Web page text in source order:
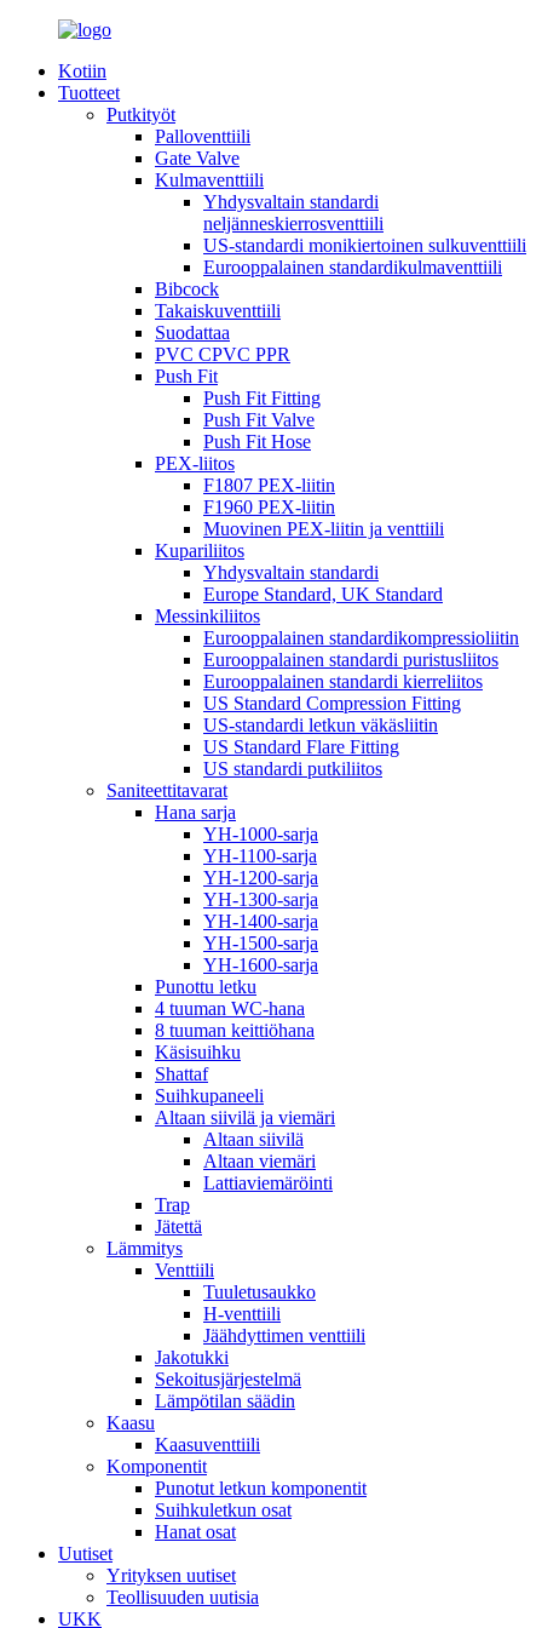
Kotiin
Tuotteet
Putkityöt
Palloventtiili
Gate Valve
Kulmaventtiili
Yhdysvaltain standardi
neljänneskierrosventtiili
US-standardi monikiertoinen sulkuventtiili
Eurooppalainen standardikulmaventtiili
Bibcock
Takaiskuventtiili
Suodattaa
PVC CPVC PPR
Push Fit
Push Fit Fitting
Push Fit Valve
Push Fit Hose
PEX-liitos
F1807 PEX-liitin
F1960 PEX-liitin
Muovinen PEX-liitin ja venttiili
Kupariliitos
Yhdysvaltain standardi
Europe Standard, UK Standard
Messinkiliitos
Eurooppalainen standardikompressioliitin
Eurooppalainen standardi puristusliitos
Eurooppalainen standardi kierreliitos
US Standard Compression Fitting
US-standardi letkun väkäsliitin
US Standard Flare Fitting
US standardi putkiliitos
Saniteettitavarat
Hana sarja
YH-1000-sarja
YH-1100-sarja
YH-1200-sarja
YH-1300-sarja
YH-1400-sarja
YH-1500-sarja
YH-1600-sarja
Punottu letku
4 tuuman WC-hana
8 tuuman keittiöhana
Käsisuihku
Shattaf
Suihkupaneeli
Altaan siivilä ja viemäri
Altaan siivilä
Altaan viemäri
Lattiaviemäröinti
Trap
Jätettä
Lämmitys
Venttiili
Tuuletusaukko
H-venttiili
Jäähdyttimen venttiili
Jakotukki
Sekoitusjärjestelmä
Lämpötilan säädin
Kaasu
Kaasuventtiili
Komponentit
Punotut letkun komponentit
Suihkuletkun osat
Hanat osat
Uutiset
Yrityksen uutiset
Teollisuuden uutisia
UKK